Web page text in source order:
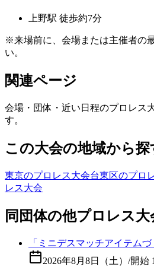
上野駅 徒歩約7分
※来場前に、会場または主催者の
い。
関連ページ
会場・団体・近い日程のプロレス
す。
この大会の地域から探
東京のプロレス大会台東区のプロ
レス大会
同団体の他プロレス大
「ミニデスマッチアイテムづ
2026年8月8日（土） /開始